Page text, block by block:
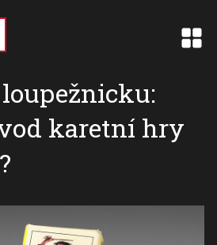
karetní hry